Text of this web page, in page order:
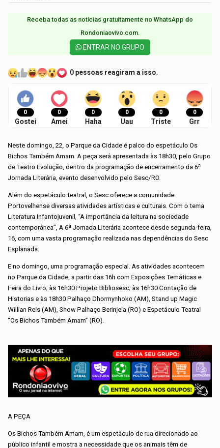
Receba todas as notícias gratuitamente no WhatsApp do
Rondoniaovivo.com.​
ENTRAR NO GRUPO
0 pessoas reagiram a isso.
0
Gostei
0
Amei
0
Haha
0
Uau
0
Triste
0
Grr
Neste domingo, 22, o Parque da Cidade é palco do espetáculo Os
Bichos Também Amam. A peça será apresentada às 18h30, pelo Grupo
de Teatro Evolução, dentro da programação de encerramento da 6ª
Jornada Literária, evento desenvolvido pelo Sesc/RO.
Além do espetáculo teatral, o Sesc oferece a comunidade
Portovelhense diversas atividades artísticas e culturais. Com o tema
Literatura Infantojuvenil, “A importância da leitura na sociedade
contemporânea”, A 6ª Jornada Literária acontece desde segunda-feira,
16, com uma vasta programação realizada nas dependências do Sesc
Esplanada.
E no domingo, uma programação especial. As atividades acontecem
no Parque da Cidade, a partir das 16h com Exposições Temáticas e
Feira do Livro; às 16h30 Projeto Bibliosesc; às 16h30 Contação de
Historias e às 18h30 Palhaço Dhormynhoko (AM), Stand up Magic
Willian Reis (AM), Show Palhaço Berinjela (RO) e Espetáculo Teatral
“Os Bichos Também Amam” (RO).
A PEÇA
Os Bichos Também Amam, é um espetáculo de rua direcionado ao
público infantil e mostra a necessidade que os animais têm de